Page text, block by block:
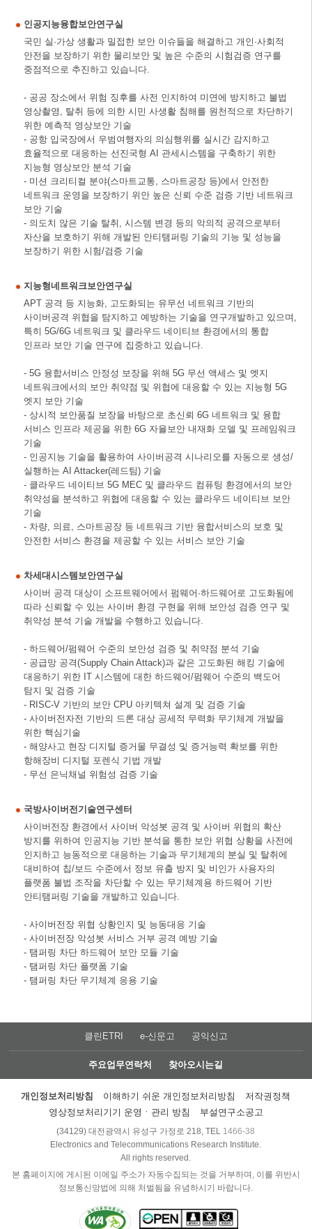
인공지능융합보안연구실
국민 실·가상 생활과 밀접한 보안 이슈들을 해결하고 개인·사회적
안전을 보장하기 위한 물리보안 및 높은 수준의 시험검증 연구를
중점적으로 추진하고 있습니다.
- 공공 장소에서 위험 징후를 사전 인지하여 미연에 방지하고 불법
영상촬영, 탈취 등에 의한 시민 사생활 침해를 원천적으로 차단하기
위한 예측적 영상보안 기술
- 공항 입국장에서 우범여행자의 의심행위를 실시간 감지하고
효율적으로 대응하는 선진국형 AI 관세시스템을 구축하기 위한
지능형 영상보안 분석 기술
- 미션 크리티컬 분야(스마트교통, 스마트공장 등)에서 안전한
네트워크 운영을 보장하기 위안 높은 신뢰 수준 검증 기반 네트워크
보안 기술
- 의도치 않은 기술 탈취, 시스템 변경 등의 악의적 공격으로부터
자산을 보호하기 위해 개발된 안티탬퍼링 기술의 기능 및 성능을
보장하기 위한 시험/검증 기술
지능형네트워크보안연구실
APT 공격 등 지능화, 고도화되는 유무선 네트워크 기반의
사이버공격 위협을 탐지하고 예방하는 기술을 연구개발하고 있으며,
특히 5G/6G 네트워크 및 클라우드 네이티브 환경에서의 통합
인프라 보안 기술 연구에 집중하고 있습니다.
- 5G 융합서비스 안정성 보장을 위해 5G 무선 액세스 및 엣지
네트워크에서의 보안 취약점 및 위협에 대응할 수 있는 지능형 5G
엣지 보안 기술
- 상시적 보안품질 보장을 바탕으로 초신뢰 6G 네트워크 및 융합
서비스 인프라 제공을 위한 6G 자율보안 내재화 모델 및 프레임워크
기술
- 인공지능 기술을 활용하여 사이버공격 시나리오를 자동으로 생성/
실행하는 AI Attacker(레드팀) 기술
- 클라우드 네이티브 5G MEC 및 클라우드 컴퓨팅 환경에서의 보안
취약성을 분석하고 위협에 대응할 수 있는 클라우드 네이티브 보안
기술
- 차량, 의료, 스마트공장 등 네트워크 기반 융합서비스의 보호 및
안전한 서비스 환경을 제공할 수 있는 서비스 보안 기술
차세대시스템보안연구실
사이버 공격 대상이 소프트웨어에서 펌웨어·하드웨어로 고도화됨에
따라 신뢰할 수 있는 사이버 환경 구현을 위해 보안성 검증 연구 및
취약성 분석 기술 개발을 수행하고 있습니다.
- 하드웨어/펌웨어 수준의 보안성 검증 및 취약점 분석 기술
- 공급망 공격(Supply Chain Attack)과 같은 고도화된 해킹 기술에
대응하기 위한 IT 시스템에 대한 하드웨어/펌웨어 수준의 백도어
탐지 및 검증 기술
- RISC-V 기반의 보안 CPU 아키텍쳐 설계 및 검증 기술
- 사이버전자전 기반의 드론 대상 공세적 무력화 무기체계 개발을
위한 핵심기술
- 해양사고 현장 디지털 증거물 무결성 및 증거능력 확보를 위한
항해장비 디지털 포렌식 기법 개발
- 무선 은닉채널 위험성 검증 기술
국방사이버전기술연구센터
사이버전장 환경에서 사이버 악성봇 공격 및 사이버 위협의 확산
방지를 위하여 인공지능 기반 분석을 통한 보안 위협 상황을 사전에
인지하고 능동적으로 대응하는 기술과 무기체계의 분실 및 탈취에
대비하여 칩/보드 수준에서 정보 유출 방지 및 비인가 사용자의
플랫폼 불법 조작을 차단할 수 있는 무기체계용 하드웨어 기반
안티탬퍼링 기술을 개발하고 있습니다.
- 사이버전장 위협 상황인지 및 능동대응 기술
- 사이버전장 악성봇 서비스 거부 공격 예방 기술
- 탬퍼링 차단 하드웨어 보안 모듈 기술
- 탬퍼링 차단 플랫폼 기술
- 탬퍼링 차단 무기체계 응용 기술
클린ETRI e-신문고 공익신고
주요업무연락처 찾아오시는길
개인정보처리방침 이해하기 쉬운 개인정보처리방침
저작권정책
영상정보처리기기 운영ㆍ관리 방침
부설연구소공고
(34129) 대전광역시 유성구 가정로 218, TEL 1466-38
Electronics and Telecommunications Research Institute.
All rights reserved.
본 홈페이지에 게시된 이메일 주소가 자동수집되는 것을 거부하며, 이를 위반시
정보통신망법에 의해 처벌됨을 유념하시기 바랍니다.